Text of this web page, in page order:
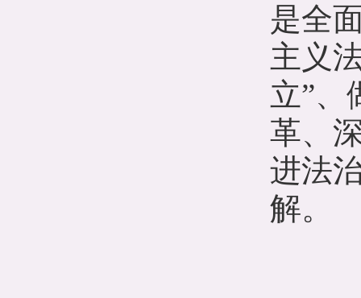
是全
主义
立”、
革、
进法
解。